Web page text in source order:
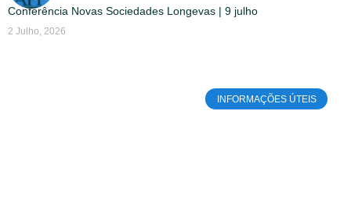
Conferência Novas Sociedades Longevas | 9 julho
2 Julho, 2026
INFORMAÇÕES ÚTEIS